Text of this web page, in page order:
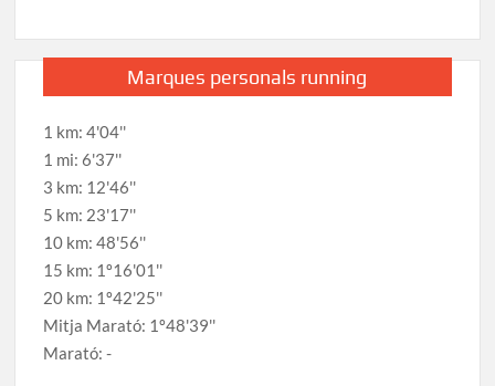
Marques personals running
1 km: 4'04''
1 mi: 6'37''
3 km: 12'46''
5 km: 23'17''
10 km: 48'56''
15 km: 1º16'01''
20 km: 1º42'25''
Mitja Marató: 1º48'39''
Marató: -